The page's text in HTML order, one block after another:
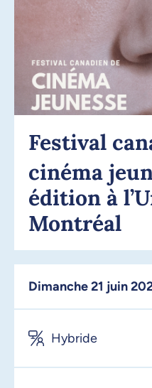
Festival
cinéma
édition à
Montréal
dimanche 21 juin
Hybride